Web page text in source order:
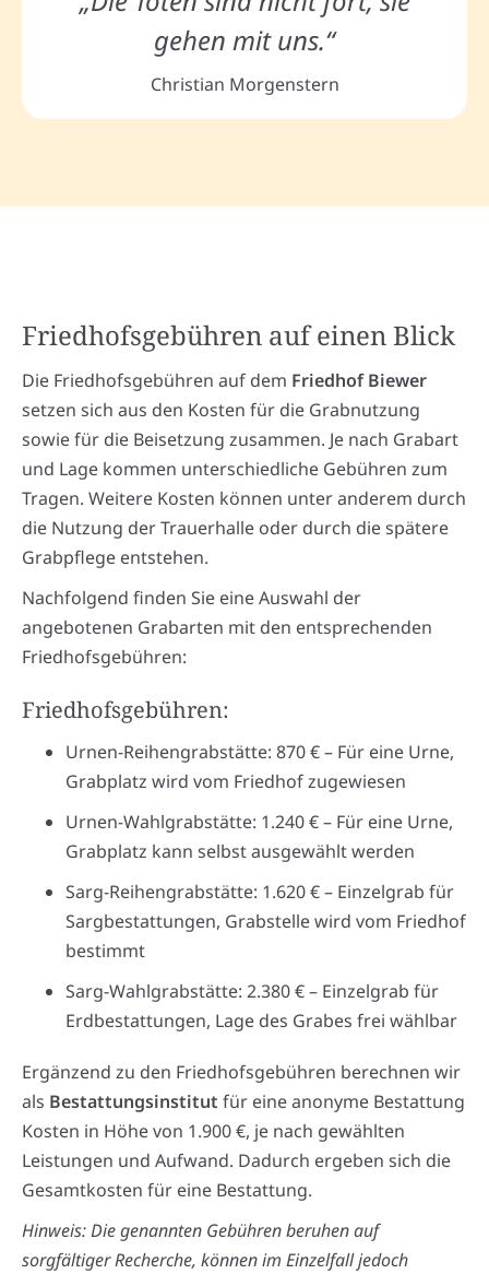
gehen mit uns.“
Christian Morgenstern
Friedhofsgebühren auf einen Blick
Die Friedhofsgebühren auf dem Friedhof Biewer
setzen sich aus den Kosten für die Grabnutzung
sowie für die Beisetzung zusammen. Je nach Grabart
und Lage kommen unterschiedliche Gebühren zum
Tragen. Weitere Kosten können unter anderem durch
die Nutzung der Trauerhalle oder durch die spätere
Grabpflege entstehen.
Nachfolgend finden Sie eine Auswahl der
angebotenen Grabarten mit den entsprechenden
Friedhofsgebühren:
Friedhofsgebühren:
Urnen-Reihengrabstätte: 870 € – Für eine Urne,
Grabplatz wird vom Friedhof zugewiesen
Urnen-Wahlgrabstätte: 1.240 € – Für eine Urne,
Grabplatz kann selbst ausgewählt werden
Sarg-Reihengrabstätte: 1.620 € – Einzelgrab für
Sargbestattungen, Grabstelle wird vom Friedhof
bestimmt
Sarg-Wahlgrabstätte: 2.380 € – Einzelgrab für
Erdbestattungen, Lage des Grabes frei wählbar
Ergänzend zu den Friedhofsgebühren berechnen wir
als Bestattungsinstitut für eine anonyme Bestattung
Kosten in Höhe von 1.900 €, je nach gewählten
Leistungen und Aufwand. Dadurch ergeben sich die
Gesamtkosten für eine Bestattung.
Hinweis: Die genannten Gebühren beruhen auf
sorgfältiger Recherche, können im Einzelfall jedoch